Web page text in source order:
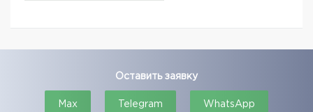
Оставить заявку
Max Telegram WhatsApp